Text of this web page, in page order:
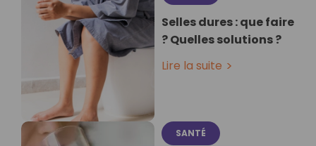
Selles dures : que faire
? Quelles solutions ?
Lire la suite
SANTÉ